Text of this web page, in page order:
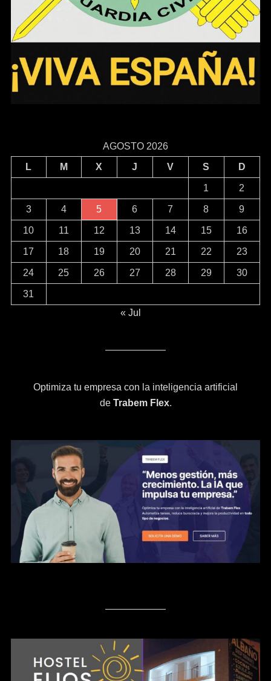
AGOSTO 2026
L
M X J V S D
1 2
3 4 5 6 7 8 9
10 11 12 13 14 15 16
17 18 19 20 21 22 23
24 25 26 27 28 29 30
31
« Jul
Optimiza tu empresa con la inteligencia artificial
de Trabem Flex.